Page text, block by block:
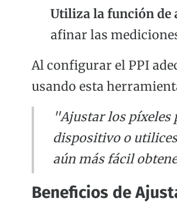
Utiliza la función de
afinar las
Al configurar el PPI
usando esta
"Ajustar los píxeles
dispositivo o
aún más fácil
Beneficios de